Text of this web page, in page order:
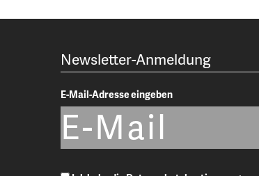
Newsletter-Anmeldung
E-Mail-Adresse eingeben